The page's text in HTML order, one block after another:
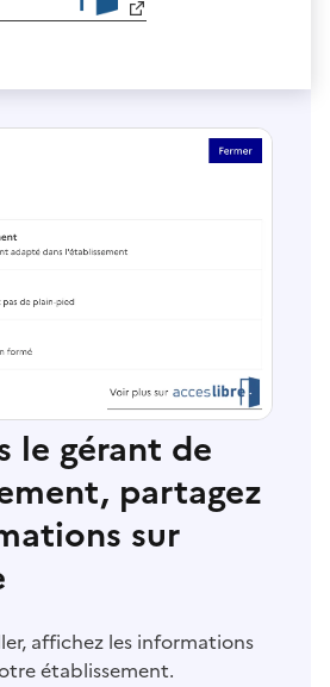
le gérant de
partagez
sur
affichez les informations
établissement.